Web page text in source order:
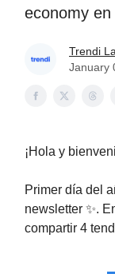
economy en
Trendi
January
¡Hola y
Primer día del
newsletter ✨.
compartir 4